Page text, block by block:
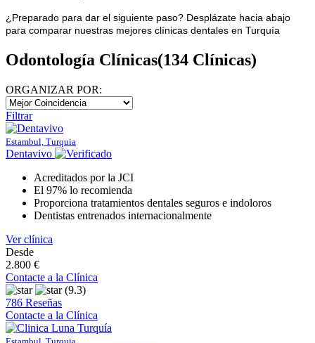
¿Preparado para dar el siguiente paso? Desplázate hacia abajo
para comparar nuestras mejores clínicas dentales en Turquía
Odontología Clínicas(134 Clínicas)
ORGANIZAR POR:
Filtrar
Estambul, Turquia
Dentavivo
Acreditados por la JCI
El 97% lo recomienda
Proporciona tratamientos dentales seguros e indoloros
Dentistas entrenados internacionalmente
Ver clínica
Desde
2.800 €
Contacte a la Clínica
(9.3)
786 Reseñas
Contacte a la Clínica
Estambul, Turquia